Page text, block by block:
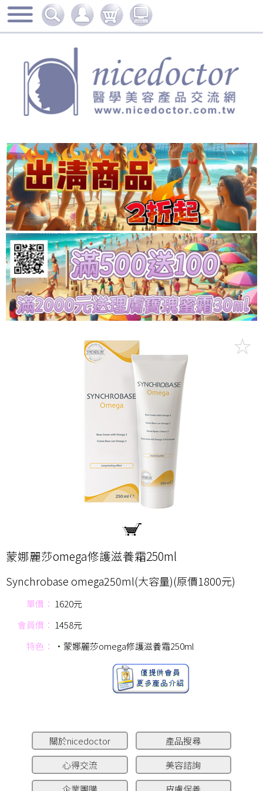
蒙娜麗莎omega修護滋養霜250ml
Synchrobase omega250ml(大容量)(原價1800元)
單價： 1620元
會員價： 1458元
特色：
‧蒙娜麗莎omega修護滋養霜250ml
關於nicedoctor
產品搜尋
心得交流
美容諮詢